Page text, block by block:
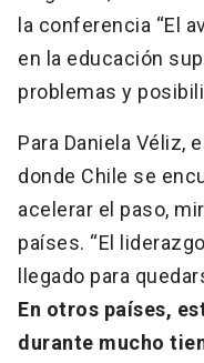
la conferencia “El
en la educación
problemas y
Para Daniela Véliz,
donde Chile se
acelerar el paso,
países. “El
llegado para
En otros países,
durante mucho